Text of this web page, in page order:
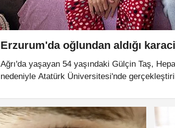
Erzurum'da oğlundan aldığı
Ağrı'da yaşayan 54 yaşındaki Gülçin Taş,
nedeniyle Atatürk Üniversitesi'nde
oğlundan alınan karaciğer dokusu kullanıldı.